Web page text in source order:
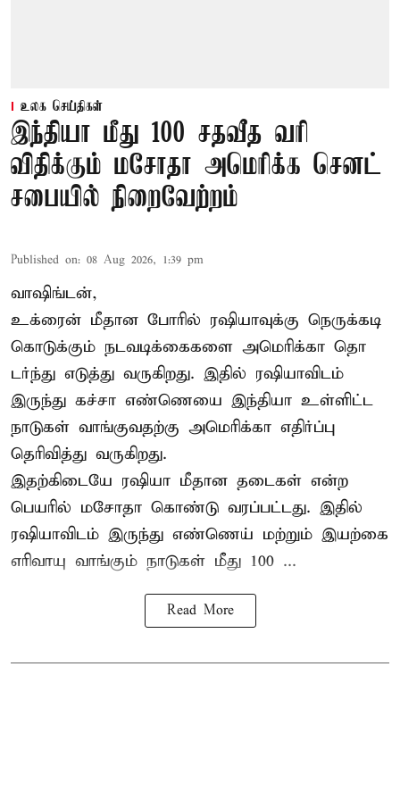
உலக செய்திகள்
இந்தியா மீது 100 சதவீத வரி
விதிக்கும் மசோதா அமெரிக்க செனட்
சபையில் நிறைவேற்றம்
Published on: 08 Aug 2026, 1:39 pm
வாஷிங்டன்,
உக்ரைன் மீதான போரில் ரஷியாவுக்கு நெருக்கடி
கொடுக்கும் நடவடிக்கைகளை அமெரிக்கா தொ
டர்ந்து எடுத்து வருகிறது. இதில் ரஷியாவிடம்
இருந்து கச்சா எண்ணெயை இந்தியா உள்ளிட்ட
நாடுகள் வாங்குவதற்கு அமெரிக்கா எதிர்ப்பு
தெரிவித்து வருகிறது.
இதற்கிடையே ரஷியா மீதான தடைகள் என்ற
பெயரில் மசோதா கொண்டு வரப்பட்டது. இதில்
ரஷியாவிடம் இருந்து எண்ணெய் மற்றும் இயற்கை
எரிவாயு வாங்கும் நாடுகள் மீது 100 ...
Read More